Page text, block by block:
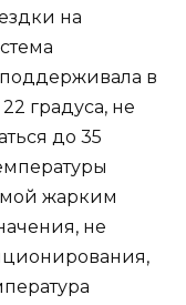
на
в
градуса, не
до 35
жарким
не